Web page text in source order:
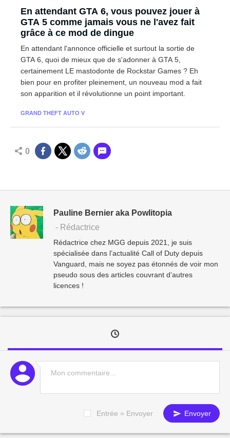
En attendant GTA 6, vous pouvez jouer à
GTA 5 comme jamais vous ne l'avez fait
grâce à ce mod de dingue
En attendant l'annonce officielle et surtout la sortie de
GTA 6, quoi de mieux que de s'adonner à GTA 5,
certainement LE mastodonte de Rockstar Games ? Eh
bien pour en profiter pleinement, un nouveau mod a fait
son apparition et il révolutionne un point important.
GRAND THEFT AUTO V
0
Pauline Bernier aka Powlitopia
- Rédactrice
Rédactrice chez MGG depuis 2021, je suis
spécialisée dans l’actualité Call of Duty depuis
Vanguard, mais ne soyez pas étonnés de voir mon
pseudo sous des articles couvrant d’autres
licences !
Entrée = Envoyer Envoyer